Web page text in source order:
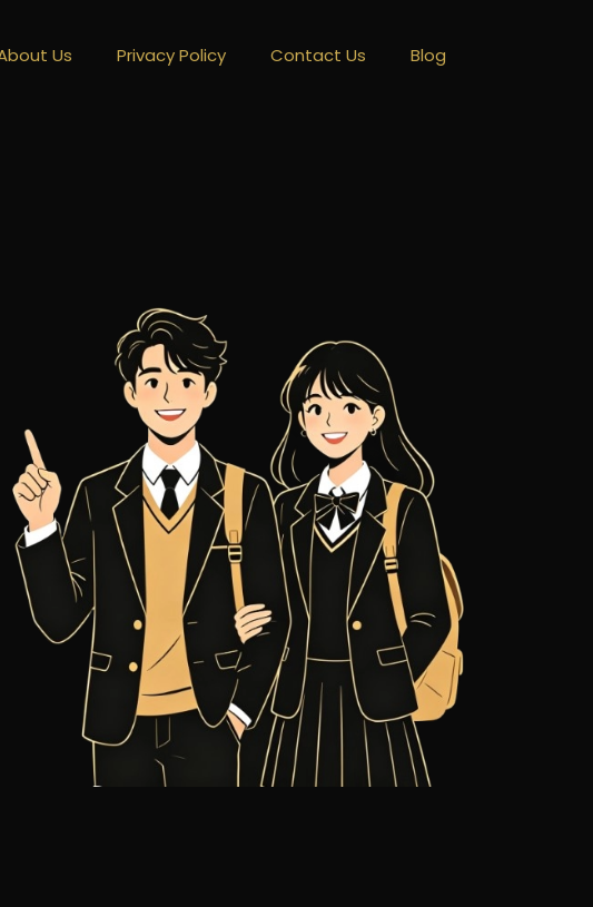
Us Privacy Policy Contact Us Blog